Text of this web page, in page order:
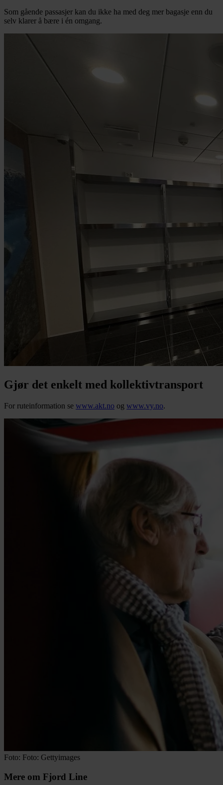
Som gående passasjer kan du ikke ha med deg mer bagasje enn du
selv klarer å bære i én omgang.
Gjør det enkelt med kollektivtransport
For ruteinformation se www.akt.no og www.vy.no.
Foto: Foto: Gettyimages
Mere om Fjord Line